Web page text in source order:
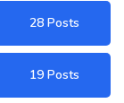
28 Posts
19 Posts